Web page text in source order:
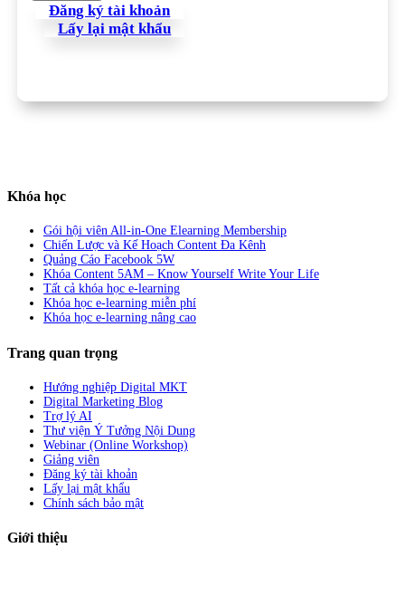
Đăng ký tài khoản
Lấy lại mật khẩu
Khóa học
Gói hội viên All-in-One Elearning Membership
Chiến Lược và Kế Hoạch Content Đa Kênh
Quảng Cáo Facebook 5W
Khóa Content 5AM – Know Yourself Write Your Life
Tất cả khóa học e-learning
Khóa học e-learning miễn phí
Khóa học e-learning nâng cao
Trang quan trọng
Hướng nghiệp Digital MKT
Digital Marketing Blog
Trợ lý AI
Thư viện Ý Tưởng Nội Dung
Webinar (Online Workshop)
Giảng viên
Đăng ký tài khoản
Lấy lại mật khẩu
Chính sách bảo mật
Giới thiệu